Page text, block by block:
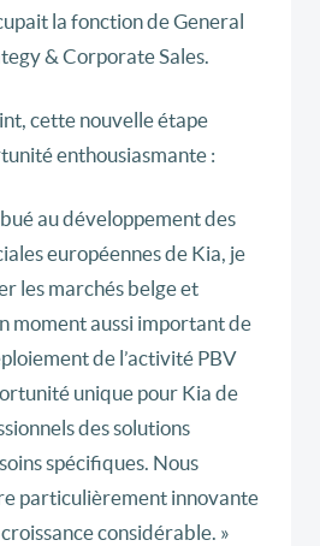
la fonction de General
& Corporate Sales.
cette nouvelle étape
enthousiasmante :
au développement des
européennes de Kia, je
les marchés belge et
moment aussi important de
de l’activité PBV
unique pour Kia de
des solutions
spécifiques. Nous
particulièrement innovante
considérable. »